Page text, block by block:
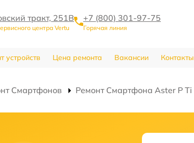
тракт, 251В
центра Vertu
+7 (800) 301-97-75
Горячая линия
устройств Цена ремонта Вакансии Контакты
Смартфонов Ремонт Смартфона Aster P Ti